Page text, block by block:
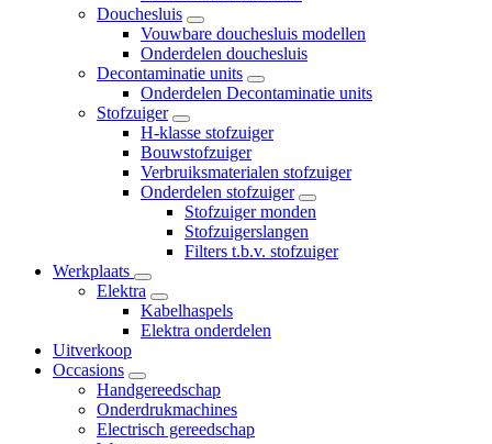
Douchesluis
Vouwbare douchesluis modellen
Onderdelen douchesluis
Decontaminatie units
Onderdelen Decontaminatie units
Stofzuiger
H-klasse stofzuiger
Bouwstofzuiger
Verbruiksmaterialen stofzuiger
Onderdelen stofzuiger
Stofzuiger monden
Stofzuigerslangen
Filters t.b.v. stofzuiger
Werkplaats
Elektra
Kabelhaspels
Elektra onderdelen
Uitverkoop
Occasions
Handgereedschap
Onderdrukmachines
Electrisch gereedschap